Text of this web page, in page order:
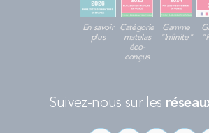
En savoir
plus
Catégorie
matelas
éco-
conçus
Gamme
"Infinite"
Suivez-nous sur les